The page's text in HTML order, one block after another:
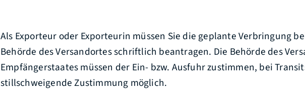
Als Exporteur oder Exporteurin müssen Sie die geplante Verbringung
Behörde des Versandortesschriftlich beantragen. Die Behörde des
Empfängerstaates müssen der Ein- bzw. Ausfuhr zustimmen, bei
stillschweigende Zustimmung möglich.